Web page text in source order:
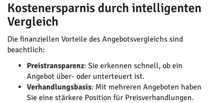
Kostenersparnis durch intelligenten
Vergleich
Die finanziellen Vorteile des Angebotsvergleichs sind
beachtlich:
Preistransparenz: Sie erkennen schnell, ob ein
Angebot über- oder unterteuert ist.
Verhandlungsbasis: Mit mehreren Angeboten haben
Sie eine stärkere Position für Preisverhandlungen.